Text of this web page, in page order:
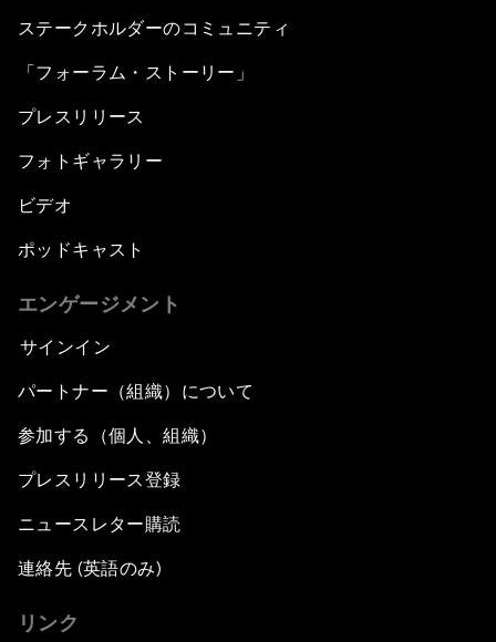
ステークホルダーのコミュニティ
「フォーラム・ストーリー」
プレスリリース
フォトギャラリー
ビデオ
ポッドキャスト
エンゲージメント
サインイン
パートナー（組織）について
参加する（個人、組織）
プレスリリース登録
ニュースレター購読
連絡先 (英語のみ)
リンク